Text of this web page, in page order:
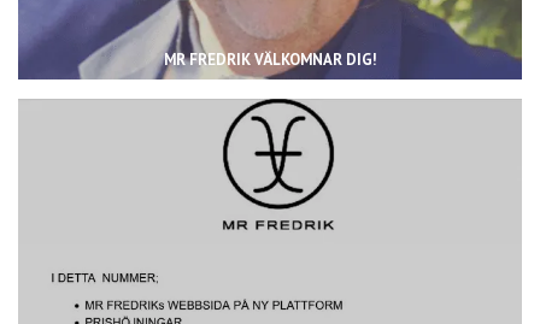
MR FREDRIK VÄLKOMNAR DIG!